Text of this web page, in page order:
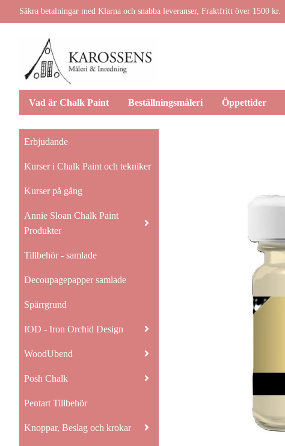
Säkra betalningar med Klarna och snabba leveranser, Fraktfritt över 1500 kr.
Vad är Chalk Paint Beställningsmåleri Öppettider
Erbjudande
Kurser i Chalk Paint och tekniker
Kurser på gång
Annie Sloan Chalk Paint
Produkter
Tillbehör - samlade
Decoupagepapper samlade
Spärrgrund
IOD - Iron Orchid Design
WoodUbend
Posh Chalk
Pentart Tillbehör
Knoppar, Beslag och krokar